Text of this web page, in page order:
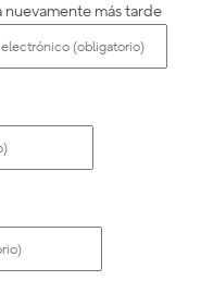
más tarde